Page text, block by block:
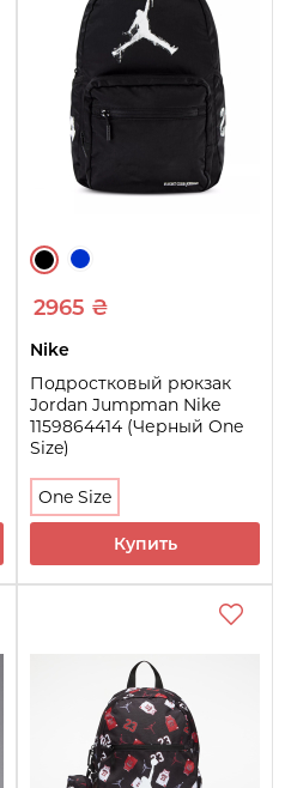
2965 ₴
Nike
Подростковый рюкзак
Jordan Jumpman Nike
1159864414 (Черный One
Size)
One Size
Купить